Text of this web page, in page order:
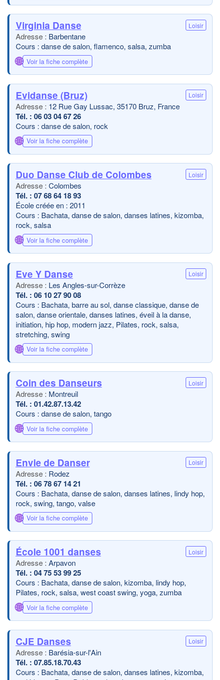
Virginia Danse Loisir
Barbentane
Cours : danse de salon, flamenco, salsa, zumba
🌐 Voir la fiche complète
Evidanse (Bruz) Loisir
12 Rue Gay Lussac, 35170 Bruz, France
06 03 04 67 26
Cours : danse de salon, rock
🌐 Voir la fiche complète
Duo Danse Club de Colombes Loisir
Colombes
07 68 64 18 93
École créée en : 2011
Cours : Bachata, danse de salon, danses latines, kizomba,
rock, salsa
🌐 Voir la fiche complète
Eve Y Danse Loisir
Les Angles-sur-Corrèze
06 10 27 90 08
Cours : Bachata, barre au sol, danse classique, danse de
salon, danse orientale, danses latines, éveil à la danse,
initiation, hip hop, modern jazz, Pilates, rock, salsa,
stretching, swing
🌐 Voir la fiche complète
Coin des Danseurs Loisir
Montreuil
01.42.87.13.42
Cours : danse de salon, tango
🌐 Voir la fiche complète
Envie de Danser Loisir
Rodez
06 78 67 14 21
Cours : Bachata, danse de salon, danses latines, lindy hop,
rock, swing, tango, valse
🌐 Voir la fiche complète
École 1001 danses Loisir
Arpavon
04 75 53 99 25
Cours : Bachata, danse de salon, kizomba, lindy hop,
Pilates, rock, salsa, west coast swing, yoga, zumba
🌐 Voir la fiche complète
CJE Danses Loisir
Barésia-sur-l'Ain
07.85.18.70.43
Cours : Bachata, danse de salon, danses latines, kizomba,